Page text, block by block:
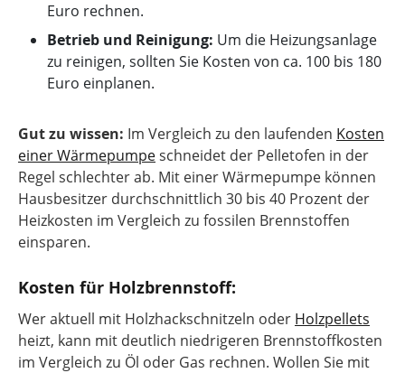
Euro rechnen.
Betrieb und Reinigung: Um die Heizungsanlage
zu reinigen, sollten Sie Kosten von ca. 100 bis 180
Euro einplanen.
Gut zu wissen: Im Vergleich zu den laufenden Kosten
einer Wärmepumpeschneidet der Pelletofen in der
Regel schlechter ab. Mit einer Wärmepumpe können
Hausbesitzer durchschnittlich 30 bis 40 Prozent der
Heizkosten im Vergleich zu fossilen Brennstoffen
einsparen.
Kosten für Holzbrennstoff:
Wer aktuell mit Holzhackschnitzeln oder Holzpellets
heizt, kann mit deutlich niedrigeren Brennstoffkosten
im Vergleich zu Öl oder Gas rechnen. Wollen Sie mit